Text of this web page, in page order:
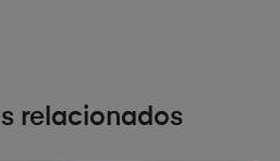
relacionados